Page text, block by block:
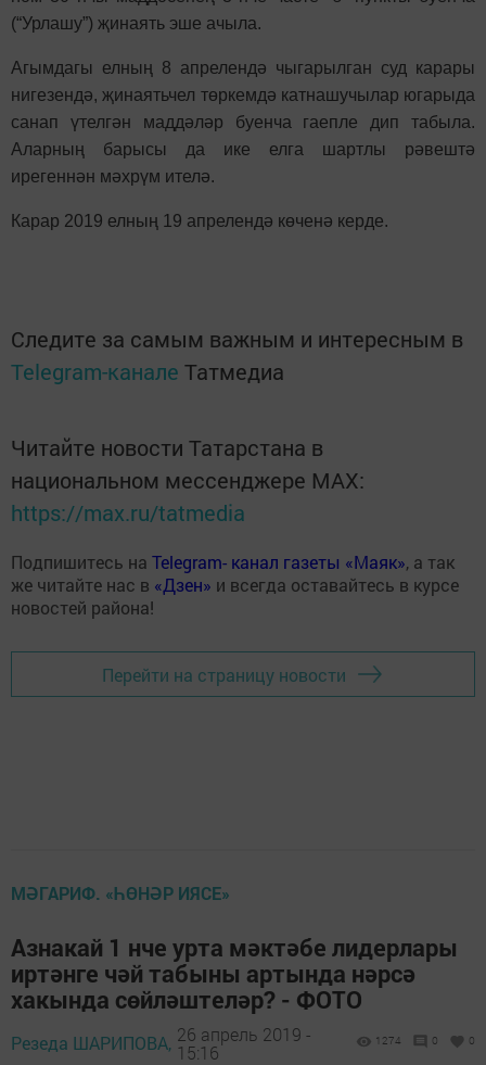
(“Урлашу”) җинаять эше ачыла.
Агымдагы елның 8 апрелендә чыгарылган суд карары
нигезендә, җинаятьчел төркемдә катнашучылар югарыда
санап үтелгән маддәләр буенча гаепле дип табыла.
Аларның барысы да ике елга шартлы рәвештә
ирегеннән мәхрүм ителә.
Карар 2019 елның 19 апрелендә көченә керде.
Следите за самым важным и интересным в
Telegram-канале Татмедиа
Читайте новости Татарстана в
национальном мессенджере MАХ:
https://max.ru/tatmedia
Подпишитесь на Telegram- канал газеты «Маяк», а так
же читайте нас в «Дзен» и всегда оставайтесь в курсе
новостей района!
Перейти на страницу новости
МӘГАРИФ. «ҺӨНӘР ИЯСЕ»
Азнакай 1 нче урта мәктәбе лидерлары
иртәнге чәй табыны артында нәрсә
хакында сөйләштеләр? - ФОТО
Резеда ШАРИПОВА, 26 апрель 2019 -
15:16
1274 0 0